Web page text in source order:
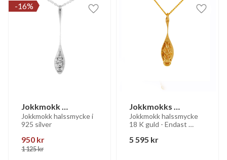
Jokkmokk
halssmycke
Jokkmokk halssmycke i
925 silver
950 kr
1 125kr
16%
Lägg till i favoriter
Jokkmokks
halssmycke  18 K
guld
Jokkmokk halssmycke
18 K guld - Endast
5 595 kr
Lägg